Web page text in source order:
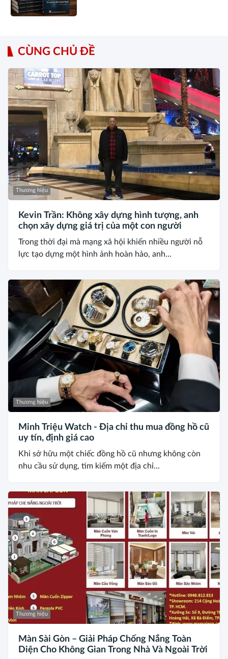
CÙNG CHỦ ĐỀ
Thương hiệu
Kevin Trần: Không xây dựng hình tượng, anh
chọn xây dựng giá trị của một con người
Trong thời đại mà mạng xã hội khiến nhiều người nỗ
lực tạo dựng một hình ảnh hoàn hảo, anh...
Thương hiệu
Minh Triệu Watch - Địa chỉ thu mua đồng hồ cũ
uy tín, định giá cao
Khi sở hữu một chiếc đồng hồ cũ nhưng không còn
nhu cầu sử dụng, tìm kiếm một địa chỉ...
Thương hiệu
Màn Sài Gòn – Giải Pháp Chống Nắng Toàn
Diện Cho Không Gian Trong Nhà Và Ngoài Trời